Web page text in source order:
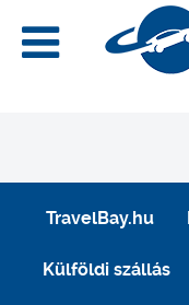
TravelBay.hu
Külföldi szállás